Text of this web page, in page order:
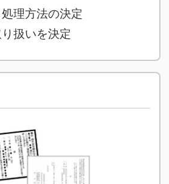
理方法の決定
扱いを決定